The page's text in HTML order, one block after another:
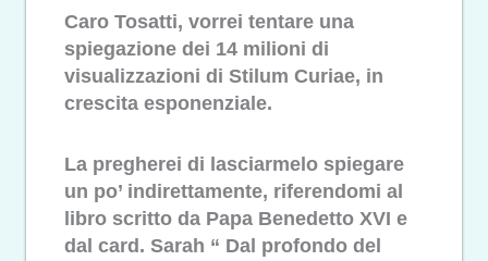
Caro Tosatti, vorrei tentare una
spiegazione dei 14 milioni di
visualizzazioni di Stilum Curiae, in
crescita esponenziale.
La pregherei di lasciarmelo spiegare
un po’ indirettamente, riferendomi al
libro scritto da Papa Benedetto XVI e
dal card. Sarah “ Dal profondo del